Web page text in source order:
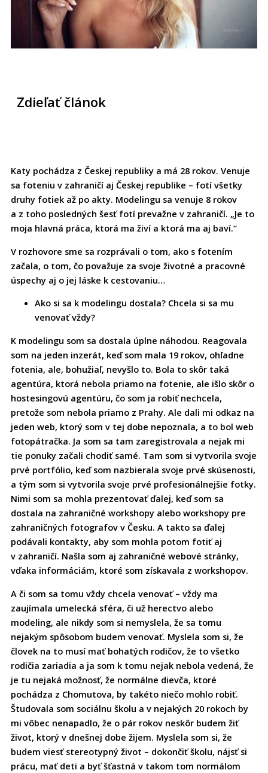
Zdieľať článok
Katy pochádza z Českej republiky a má 28 rokov. Venuje
sa foteniu v zahraničí aj Českej republike – fotí všetky
druhy fotiek až po akty. Modelingu sa venuje 8 rokov
a z toho posledných šesť fotí prevažne v zahraničí. „Je to
moja hlavná práca, ktorá ma živí a ktorá ma aj baví.“
V rozhovore sme sa rozprávali o tom, ako s fotením
začala, o tom, čo považuje za svoje životné a pracovné
úspechy aj o jej láske k cestovaniu…
Ako si sa k modelingu dostala? Chcela si sa mu
venovať vždy?
K modelingu som sa dostala úplne náhodou. Reagovala
som na jeden inzerát, keď som mala 19 rokov, ohľadne
fotenia, ale, bohužiaľ, nevyšlo to. Bola to skôr taká
agentúra, ktorá nebola priamo na fotenie, ale išlo skôr o
hostesingovú agentúru, čo som ja robiť nechcela,
pretože som nebola priamo z Prahy. Ale dali mi odkaz na
jeden web, ktorý som v tej dobe nepoznala, a to bol web
fotopátračka. Ja som sa tam zaregistrovala a nejak mi
tie ponuky začali chodiť samé. Tam som si vytvorila svoje
prvé portfólio, keď som nazbierala svoje prvé skúsenosti,
a tým som si vytvorila svoje prvé profesionálnejšie fotky.
Nimi som sa mohla prezentovať ďalej, keď som sa
dostala na zahraničné workshopy alebo workshopy pre
zahraničných fotografov v Česku. A takto sa ďalej
podávali kontakty, aby som mohla potom fotiť aj
v zahraničí. Našla som aj zahraničné webové stránky,
vďaka informáciám, ktoré som získavala z workshopov.
A či som sa tomu vždy chcela venovať – vždy ma
zaujímala umelecká sféra, či už herectvo alebo
modeling, ale nikdy som si nemyslela, že sa tomu
nejakým spôsobom budem venovať. Myslela som si, že
človek na to musí mať bohatých rodičov, že to všetko
rodičia zariadia a ja som k tomu nejak nebola vedená, že
je tu nejaká možnosť, že normálne dievča, ktoré
pochádza z Chomutova, by takéto niečo mohlo robiť.
Študovala som sociálnu školu a v nejakých 20 rokoch by
mi vôbec nenapadlo, že o pár rokov neskôr budem žiť
život, ktorý v dnešnej dobe žijem. Myslela som si, že
budem viesť stereotypný život – dokončiť školu, nájsť si
prácu, mať deti a byť šťastná v takom tom normálom